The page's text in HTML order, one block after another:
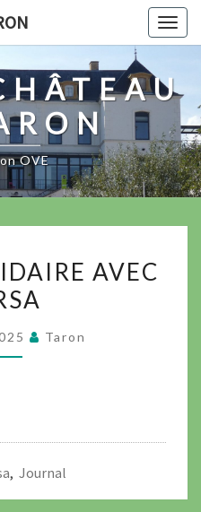
OVE
SOLIDAIRE
AVEC
AVEC
Taron
, Journal